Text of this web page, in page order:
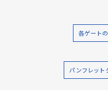
各ゲート
パンフレット